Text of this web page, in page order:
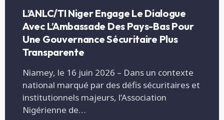
L’ANLC/TI Niger Engage Le Dialogue
Avec L’Ambassade Des Pays-Bas Pour
Une Gouvernance Sécuritaire Plus
Transparente
Niamey, le 16 juin 2026 – Dans un contexte
national marqué par des défis sécuritaires et
institutionnels majeurs, l’Association
Nigérienne de…